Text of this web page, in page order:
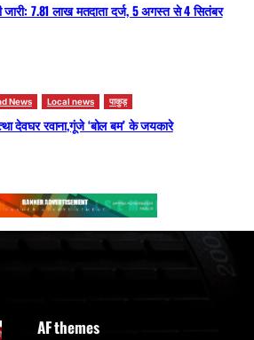
7.81 लाख मतदाता दर्ज, 5 अगस्त से 4 सितंबर
News Local news पाकुड़
देवघर रवाना,गूंजे ‘बोल बम’ के जयकारे
AF themes